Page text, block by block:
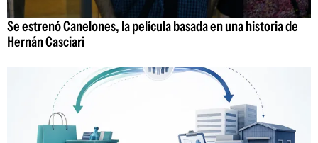
Se estrenó Canelones, la película basada en una historia de
Hernán Casciari